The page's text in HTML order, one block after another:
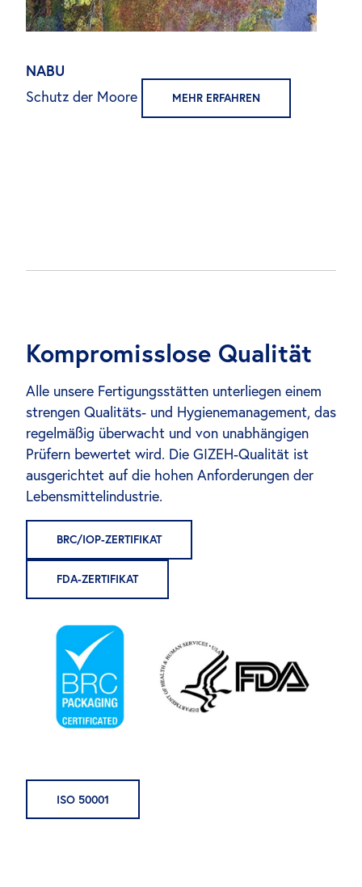
NABU
Schutz der Moore
MEHR ERFAHREN
Kompromisslose Qualität
Alle unsere Fertigungsstätten unterliegen einem
strengen Qualitäts- und Hygienemanagement, das
regelmäßig überwacht und von unabhängigen
Prüfern bewertet wird. Die GIZEH-Qualität ist
ausgerichtet auf die hohen Anforderungen der
Lebensmittelindustrie.
BRC/IOP-ZERTIFIKAT
FDA-ZERTIFIKAT
ISO 50001